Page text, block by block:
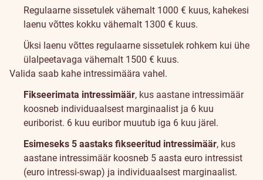
Regulaarne sissetulek vähemalt 1000 € kuus, kahekesi
laenu võttes kokku vähemalt 1300 € kuus.
Üksi laenu võttes regulaarne sissetulek rohkem kui ühe
ülalpeetavaga vähemalt 1500 € kuus.
Valida saab kahe intressimäära vahel.
Fikseerimata intressimäär, kus aastane intressimäär
koosneb individuaalsest marginaalist ja 6 kuu
euriborist. 6 kuu euribor muutub iga 6 kuu järel.
Esimeseks 5 aastaks fikseeritud intressimäär, kus
aastane intressimäär koosneb 5 aasta euro intressist
(euro intressi-swap) ja individuaalsest marginaalist.